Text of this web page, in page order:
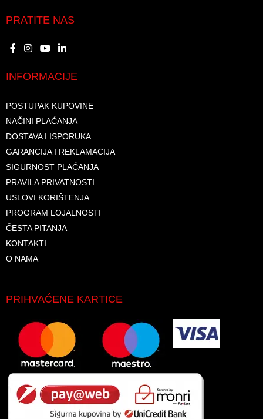
PRATITE NAS
INFORMACIJE
POSTUPAK KUPOVINE
NAČINI PLAĆANJA
DOSTAVA I ISPORUKA
GARANCIJA I REKLAMACIJA
SIGURNOST PLAĆANJA
PRAVILA PRIVATNOSTI
USLOVI KORIŠTENJA
PROGRAM LOJALNOSTI
ČESTA PITANJA
KONTAKTI
O NAMA
PRIHVAĆENE KARTICE